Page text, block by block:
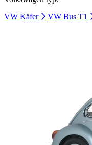
VW Käfer
VW Bus T1